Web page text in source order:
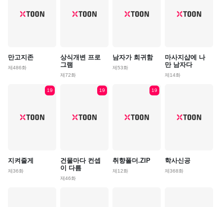
만고지존
제486화
상식개변 프로
그램
제72화
남자가 희귀함
제53화
마사지샵에 나
만 남자다
제14화
19
지켜줄게
제36화
19
건물마다 컨셉
이 다름
제46화
19
취향폴더.ZIP
제12화
학사신공
제368화